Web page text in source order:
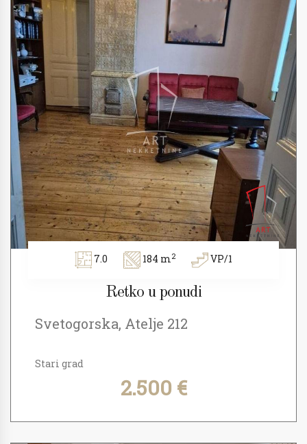
7.0 184 m2 VP/1
Retko u ponudi
Svetogorska, Atelje 212
Stari grad
2.500 €